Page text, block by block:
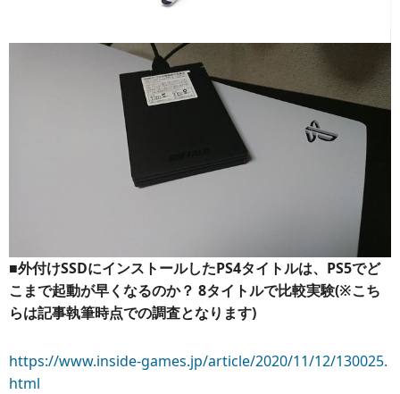
■外付けSSDにインストールしたPS4タイトルは、PS5でど
こまで起動が早くなるのか？ 8タイトルで比較実験(※こち
らは記事執筆時点での調査となります)
https://www.inside-games.jp/article/2020/11/12/130025.
html